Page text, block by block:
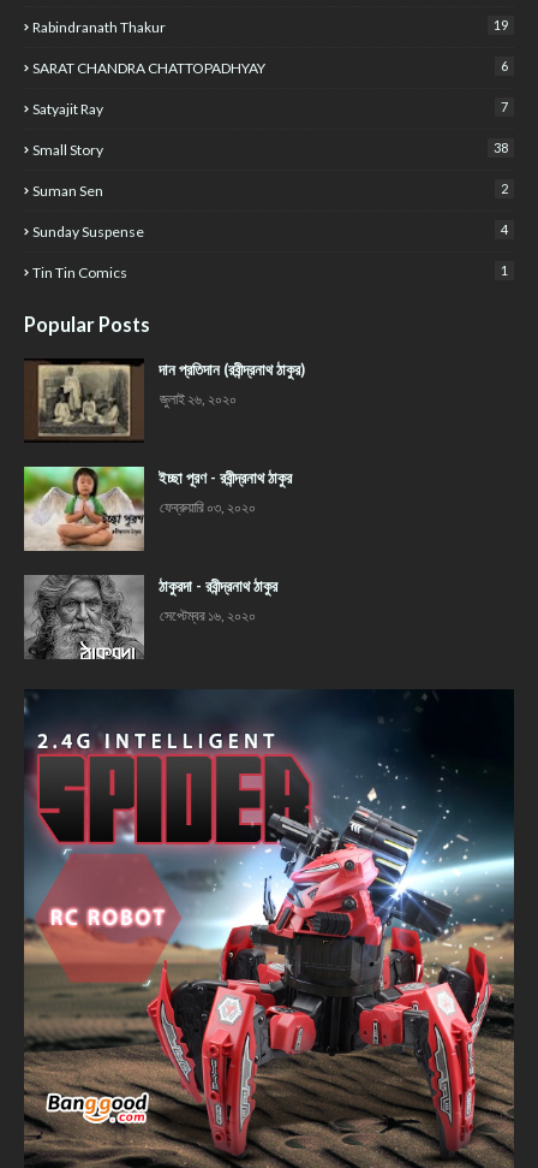
Rabindranath Thakur 19
SARAT CHANDRA CHATTOPADHYAY 6
Satyajit Ray 7
Small Story 38
Suman Sen 2
Sunday Suspense 4
Tin Tin Comics 1
Popular Posts
দান প্রতিদান (রবীন্দ্রনাথ ঠাকুর)
জুলাই ২৬, ২০২০
ইচ্ছা পূরণ - রবীন্দ্রনাথ ঠাকুর
ফেব্রুয়ারি ০৩, ২০২০
ঠাকুরদা - রবীন্দ্রনাথ ঠাকুর
সেপ্টেম্বর ১৬, ২০২০